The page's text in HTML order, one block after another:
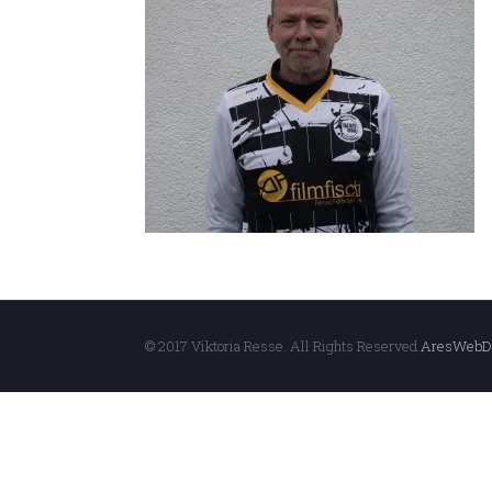
© 2017 Viktoria Resse. All Rights Reserved.